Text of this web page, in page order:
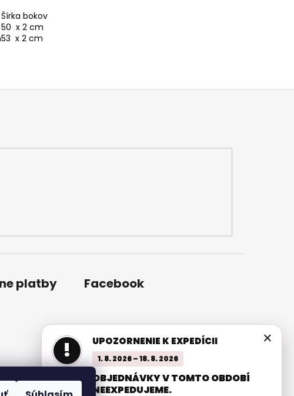
Šírka bokov
50 x 2 cm
53 x 2 cm
platby Facebook
×
! UPOZORNENIE K EXPEDÍCII
1. 8. 2026 – 18. 8. 2026
OBJEDNÁVKY V TOMTO OBDOBÍ
NEEXPEDUJEME.